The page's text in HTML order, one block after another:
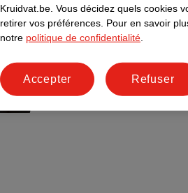
Kruidvat.be. Vous décidez quels cookies
retirer vos préférences. Pour en savoir
notre politique de confidentialité
Refuser
Accepter